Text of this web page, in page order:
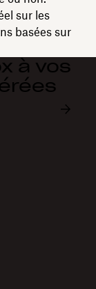
sur les
basées sur
à vos